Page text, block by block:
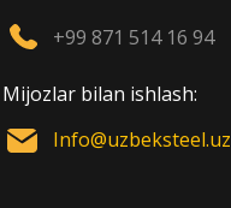
+99 871 514 16 94
Mijozlar bilan ishlash:
Info@uzbeksteel.uz